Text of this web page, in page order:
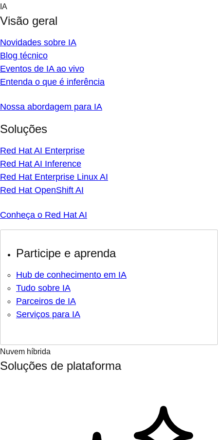
Skip
content
IA
Visão geral
Novidades sobre IA
Blog técnico
Eventos de IA ao vivo
Entenda o que é inferência
Nossa abordagem para IA
Soluções
Red Hat AI Enterprise
Red Hat AI Inference
Red Hat Enterprise Linux AI
Red Hat OpenShift AI
Conheça o Red Hat AI
Participe e aprenda
Hub de conhecimento em IA
Tudo sobre IA
Parceiros de IA
Serviços para IA
Nuvem híbrida
Soluções de plataforma